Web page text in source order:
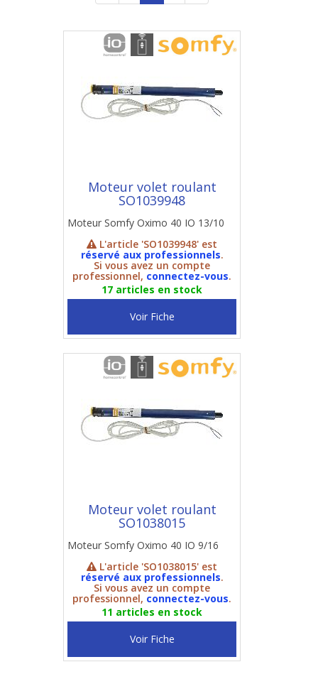
Moteur volet roulant
SO1039948
Moteur Somfy Oximo 40 IO 13/10
L'article 'SO1039948' est
réservé aux professionnels.
Si vous avez un compte
professionnel, connectez-vous.
17 articles en stock
Voir Fiche
Moteur volet roulant
SO1038015
Moteur Somfy Oximo 40 IO 9/16
L'article 'SO1038015' est
réservé aux professionnels.
Si vous avez un compte
professionnel, connectez-vous.
11 articles en stock
Voir Fiche